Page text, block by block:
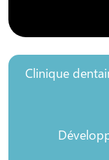
Clinique